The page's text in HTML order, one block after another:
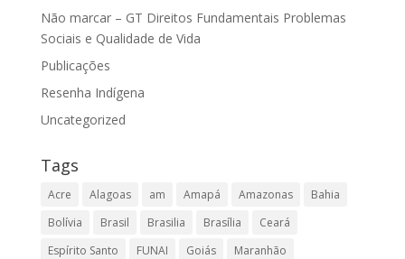
Não marcar – GT Direitos Fundamentais Problemas
Sociais e Qualidade de Vida
Publicações
Resenha Indígena
Uncategorized
Tags
Acre Alagoas am Amapá Amazonas
Bahia
Bolívia
Brasil Brasilia Brasília
Ceará
Espírito Santo
FUNAI Goiás
Maranhão